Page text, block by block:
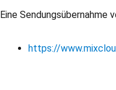
Eine Sendungsübernahme
https://